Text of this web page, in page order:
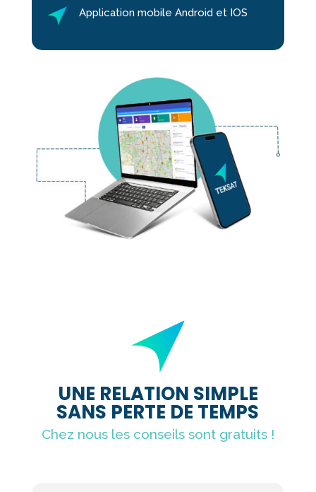
Application mobile Android et IOS
UNE RELATION SIMPLE
SANS PERTE DE TEMPS
Chez nous les conseils sont gratuits !